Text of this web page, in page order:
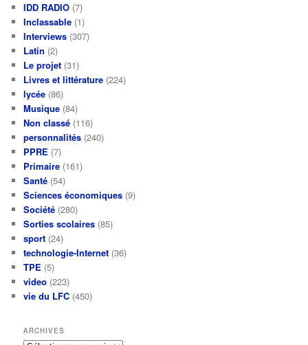
IDD RADIO (7)
Inclassable (1)
Interviews (307)
Latin (2)
Le projet (31)
Livres et littérature (224)
lycée (86)
Musique (84)
Non classé (116)
personnalités (240)
PPRE (7)
Primaire (161)
Santé (54)
Sciences économiques (9)
Société (280)
Sorties scolaires (85)
sport (24)
technologie-Internet (36)
TPE (5)
video (223)
vie du LFC (450)
ARCHIVES